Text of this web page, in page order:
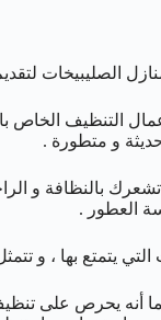
التنظيف الخاص
و متطورة .
بالنظافة و
العطور .
يتمتع بها ، و
أنه يحرص على